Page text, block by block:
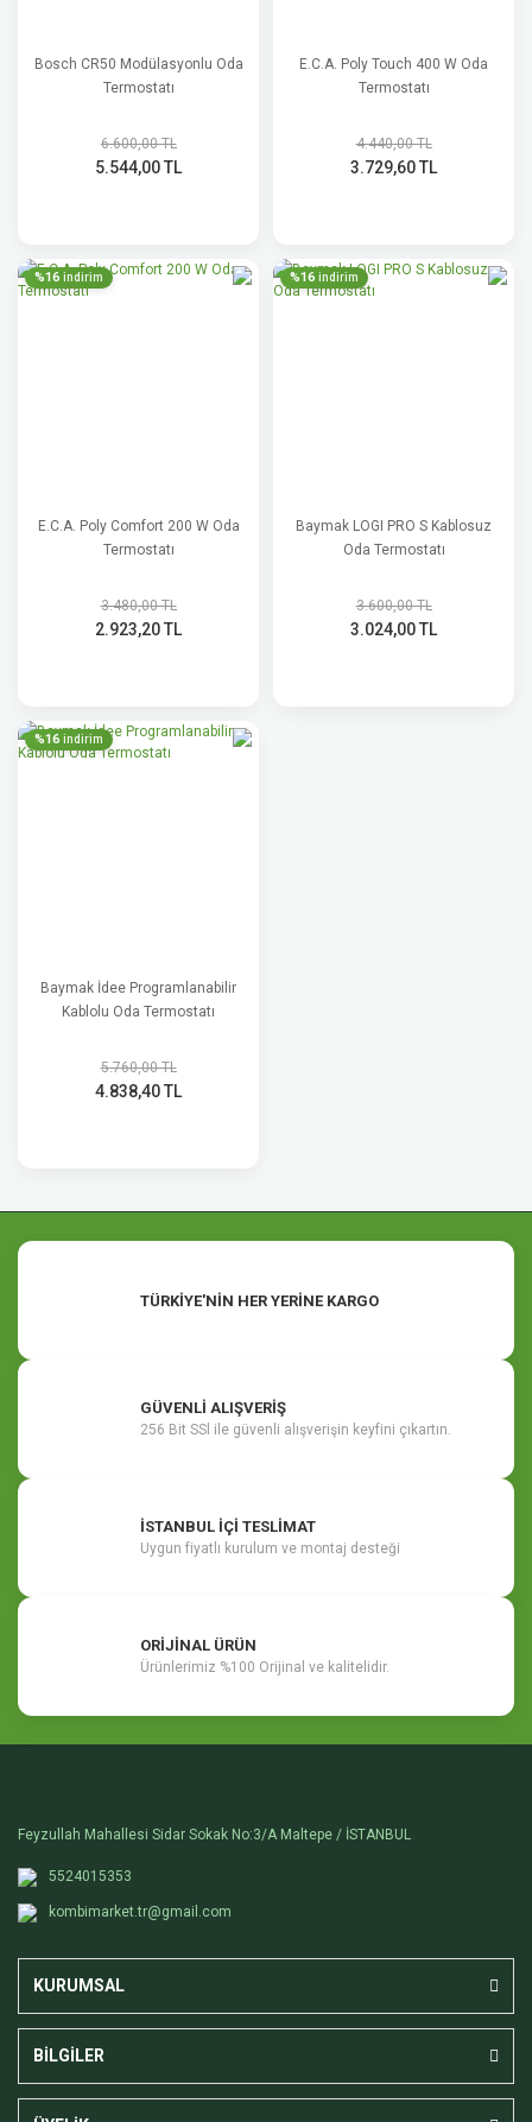
Bosch CR50 Modülasyonlu Oda
Termostatı
6.600,00 TL
5.544,00 TL
E.C.A. Poly Touch 400 W Oda
Termostatı
4.440,00 TL
3.729,60 TL
%16 indirim
E.C.A. Poly Comfort 200 W Oda
Termostatı
3.480,00 TL
2.923,20 TL
%16 indirim
Baymak LOGI PRO S Kablosuz
Oda Termostatı
3.600,00 TL
3.024,00 TL
%16 indirim
Baymak İdee Programlanabilir
Kablolu Oda Termostatı
5.760,00 TL
4.838,40 TL
TÜRKİYE'NİN HER YERİNE KARGO
GÜVENLİ ALIŞVERİŞ
256 Bit SSl ile güvenli alışverişin keyfini çıkartın.
İSTANBUL İÇİ TESLİMAT
Uygun fiyatlı kurulum ve montaj desteği
ORİJİNAL ÜRÜN
Ürünlerimiz %100 Orijinal ve kalitelidir.
Feyzullah Mahallesi Sidar Sokak No:3/A Maltepe / İSTANBUL
5524015353
kombimarket.tr@gmail.com
KURUMSAL
BİLGİLER